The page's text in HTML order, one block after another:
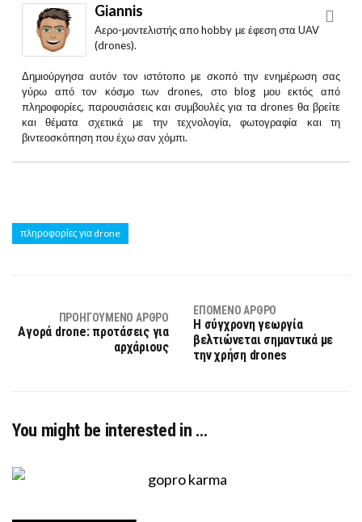
Giannis
Aερο-μοντελιστής απο hobby με έφεση στα UAV
(drones).
Δημιούργησα αυτόν τον ιστότοπο με σκοπό την ενημέρωση σας
γύρω από τον κόσμο των drones, στο blog μου εκτός από
πληροφορίες, παρουσιάσεις και συμβουλές για τα drones θα βρείτε
και θέματα σχετικά με την τεχνολογία, φωτογραφία και τη
βιντεοσκόπηση που έχω σαν χόμπι.
πληροφορίες για drone
ΠΡΟΗΓΟΎΜΕΝΟ ΆΡΘΡΟ
Αγορά drone: προτάσεις για
αρχάριους
ΕΠΌΜΕΝΟ ΆΡΘΡΟ
Η σύγχρονη γεωργία
βελτιώνεται σημαντικά με
την χρήση drones
You might be interested in …